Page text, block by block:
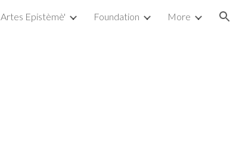
Artes Epistèmè' Foundation More